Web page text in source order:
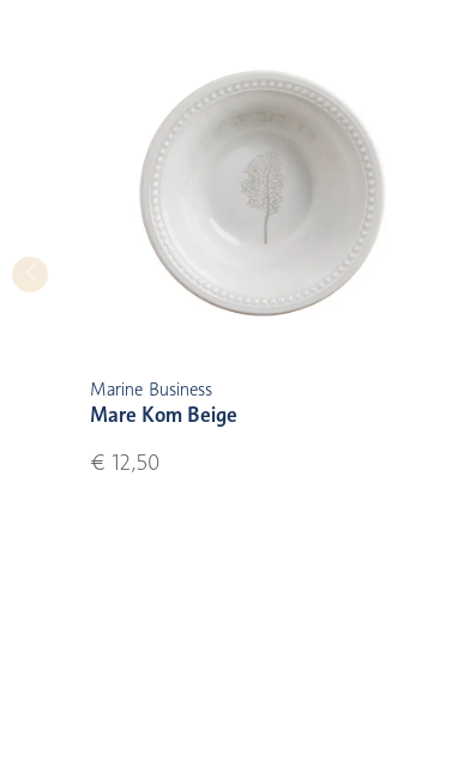
Marine Business
Mare Kom Beige
€ 12,50